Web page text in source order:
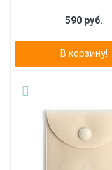
590 руб.
В корзину!